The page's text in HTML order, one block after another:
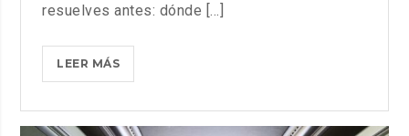
resuelves antes: dónde [...]
LEER MÁSDÓNDE
PARAR
AUTOCAR